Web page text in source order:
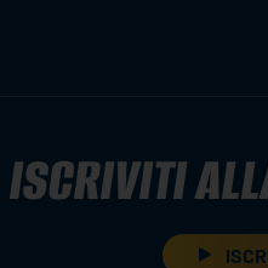
ISCRIVITI